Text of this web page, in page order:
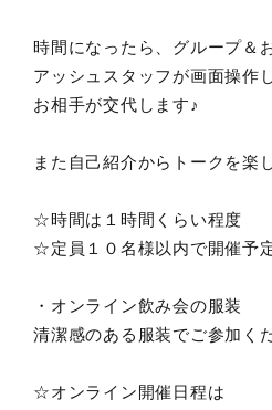
時間になったら、グループ＆
アッシュスタッフが画面操作し
お相手が交代します♪
また自己紹介からトークを楽
☆時間は１時間くらい程度
☆定員１０名様以内で開催予
・オンライン飲み会の服装
清潔感のある服装でご参加く
☆オンライン開催日程は